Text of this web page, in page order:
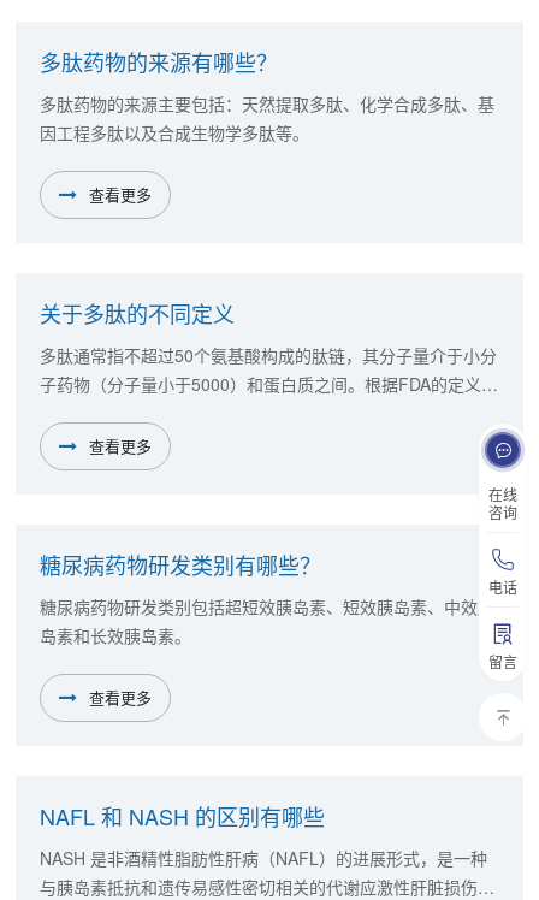
在线
咨询
电话
留言
多肽药物的来源有哪些？
多肽药物的来源主要包括：天然提取多肽、化学合成多肽、基
因工程多肽以及合成生物学多肽等。
查看更多
关于多肽的不同定义
多肽通常指不超过50个氨基酸构成的肽链，其分子量介于小分
子药物（分子量小于5000）和蛋白质之间。根据FDA的定义，
查看更多
糖尿病药物研发类别有哪些？
糖尿病药物研发类别包括超短效胰岛素、短效胰岛素、中效胰
岛素和长效胰岛素。
查看更多
NAFL 和 NASH 的区别有哪些
NASH 是非酒精性脂肪性肝病（NAFL）的进展形式，是一种
与胰岛素抵抗和遗传易感性密切相关的代谢应激性肝脏损伤。